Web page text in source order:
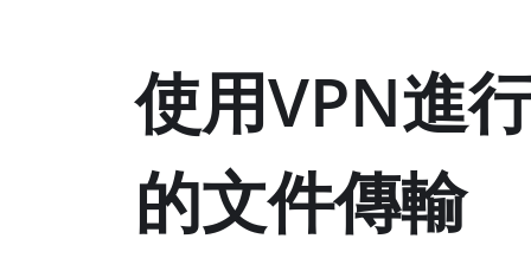
使用VPN進
的文件傳輸